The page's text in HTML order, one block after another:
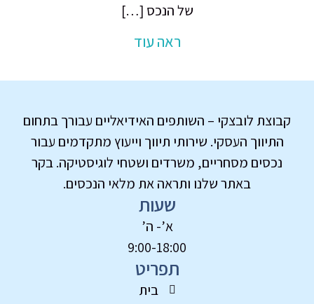
של הנכס […]
ראה עוד
קבוצת לובצקי – השותפים האידיאליים עבורך בתחום
התיווך העסקי. שירותי תיווך וייעוץ מתקדמים עבור
נכסים מסחריים, משרדים ושטחי לוגיסטיקה. בקר
באתר שלנו ותראה את מלאי הנכסים.
שעות
א’- ה’
9:00-18:00
תפריט
בית